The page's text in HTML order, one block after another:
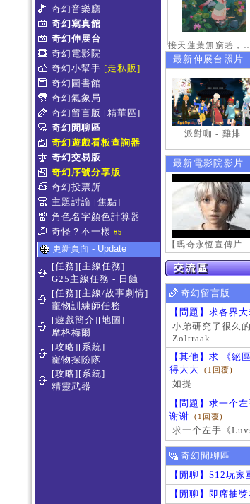
奇幻音樂廳
奇幻寫真館
奇幻伸展台
奇幻電影院
奇幻小幫手 [走私販]
奇幻圖書館
奇幻氣象局
奇幻留言版 [精華區]
奇幻閒聊區
奇幻遊戲看板查詢器
奇幻交易版
奇幻序號分享版
奇幻投票所
主題討論 [焦點]
角色名字顏色計算器
奇怪？不一樣 #5
更新頁面 - Update
[任務][主線任務]
G25主線任務 - 日蝕
[任務][主線/故事劇情]
寵物訓練師任務
[遊戲簡介][地圖]
摩格梅爾
[攻略][系統]
寵物探險隊
[攻略][系統]
精靈武器
接天蓮葉無窮碧，映
最新伸展台照片
派對咖 - 雞排
最新電影院影片
【瑪奇永恆宣傳片】最初的感動
奇幻留言版
【問題】求各界
小弟研究了很久
Zoltraak
【其他】求 《絕
得大大
(1回覆)
如提
【問題】求一个
谢谢
(1回覆)
求一个左手《
奇幻閒聊區
【閒聊】S12玩
【閒聊】即席抽